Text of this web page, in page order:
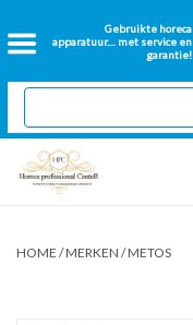
Gebruikte horeca
apparatuur.... met service en
garantie!
Home
2dehands Horeca
Nieuwe apparatuur
HOME /MERKEN /METOS